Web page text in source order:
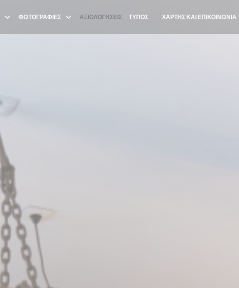
ΦΩΤΟΓΡΑΦΊΕΣ ΑΞΙΟΛΟΓΉΣΕΙΣ ΤΎΠΟΣ ((ΑΝΟΊΓΕΙ ΣΕ ΝΈΟ ΠΑΡΆΘΥΡΟ))
ΧΆΡΤΗΣ ΚΑΙ ΕΠΙΚΟΙΝΩΝΊΑ